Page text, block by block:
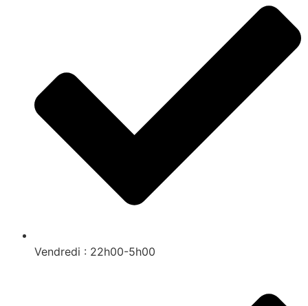
Vendredi : 22h00-5h00